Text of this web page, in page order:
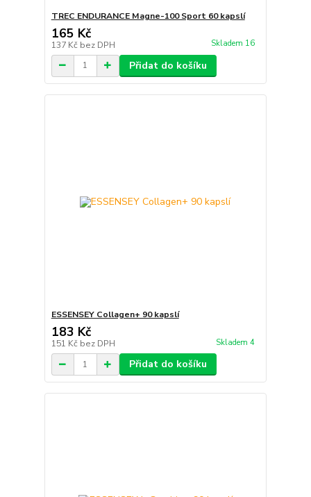
TREC ENDURANCE Magne-100 Sport 60 kapslí
165 Kč
137 Kč bez DPH Skladem 16
Přidat do košíku
ESSENSEY Collagen+ 90 kapslí
183 Kč
151 Kč bez DPH Skladem 4
Přidat do košíku